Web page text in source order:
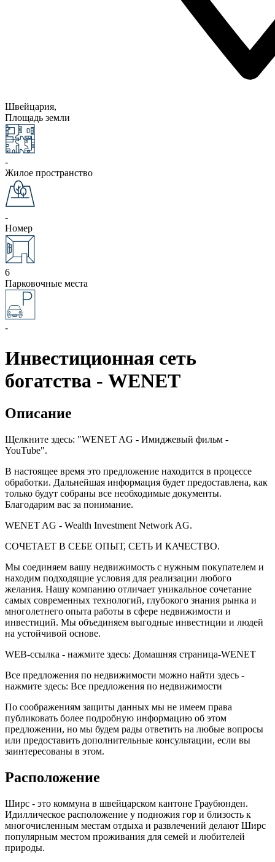
Швейцария,
Площадь земли
-
Жилое пространство
-
Номер
6
Парковочные места
-
Инвестиционная сеть
богатства - WENET
Описание
Щелкните здесь: "WENET AG - Имиджевый фильм -
YouTube".
В настоящее время это предложение находится в процессе
обработки. Дальнейшая информация будет предоставлена, как
только будут собраны все необходимые документы.
Благодарим вас за понимание.
WENET AG - Wealth Investment Network AG.
СОЧЕТАЕТ В СЕБЕ ОПЫТ, СЕТЬ И КАЧЕСТВО.
Мы соединяем вашу недвижимость с нужным покупателем и
находим подходящие условия для реализации любого
желания. Нашу компанию отличает уникальное сочетание
самых современных технологий, глубокого знания рынка и
многолетнего опыта работы в сфере недвижимости и
инвестиций. Мы объединяем выгодные инвестиции и людей
на устойчивой основе.
WEB-ссылка - нажмите здесь: Домашняя страница-WENET
Все предложения по недвижимости можно найти здесь -
нажмите здесь: Все предложения по недвижимости
По соображениям защиты данных мы не имеем права
публиковать более подробную информацию об этом
предложении, но мы будем рады ответить на любые вопросы
или предоставить дополнительные консультации, если вы
заинтересованы в этом.
Расположение
Ширс - это коммуна в швейцарском кантоне Граубюнден.
Идиллическое расположение у подножия гор и близость к
многочисленным местам отдыха и развлечений делают Ширс
популярным местом проживания для семей и любителей
природы.